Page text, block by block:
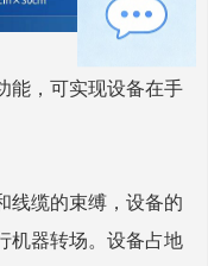
能，可实现设备在手
线缆的束缚，设备的
机器转场。设备占地